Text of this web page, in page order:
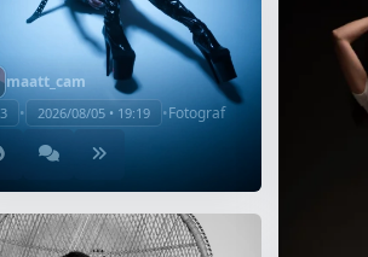
maatt_cam
3 • 2026/08/05 • 19:19 •Fotograf